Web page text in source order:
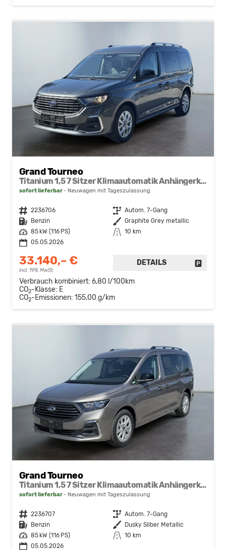
Grand Tourneo
Titanium 1,5 7 Sitzer Klimaautomatik Anhängerkupplung Sitzheizung Einparkhilfe Kamera 17 Zoll Leichtmetall ACC
sofort lieferbar Neuwagen mit Tageszulassung
Fahrzeugnr. 2236706 Getriebe Autom. 7-Gang
Kraftstoff
Benzin Außenfarbe Graphite Grey metallic
Leistung
85 kW (116 PS) Kilometerstand
10 km
05.05.2026
33.140,– €
incl. 19% MwSt.
DETAILS
Verbrauch kombiniert: 6,80 l/100km
CO2-Klasse: E
CO2-Emissionen: 155,00 g/km
Grand Tourneo
Titanium 1,5 7 Sitzer Klimaautomatik Anhängerkupplung Sitzheizung Einparkhilfe Kamera 17 Zoll Leichtmetall ACC
sofort lieferbar Neuwagen mit Tageszulassung
Fahrzeugnr. 2236707 Getriebe Autom. 7-Gang
Kraftstoff
Benzin Außenfarbe
Dusky Silber Metallic
Leistung
85 kW (116 PS) Kilometerstand
10 km
05.05.2026